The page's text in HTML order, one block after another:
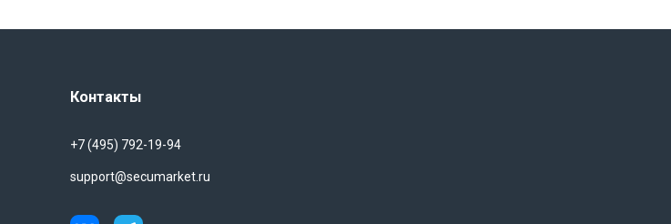
Контакты
+7 (495) 792-19-94
support@secumarket.ru